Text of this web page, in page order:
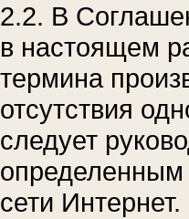
2.2. В
в настоящем
термина
отсутствия
следует
сети Интернет.